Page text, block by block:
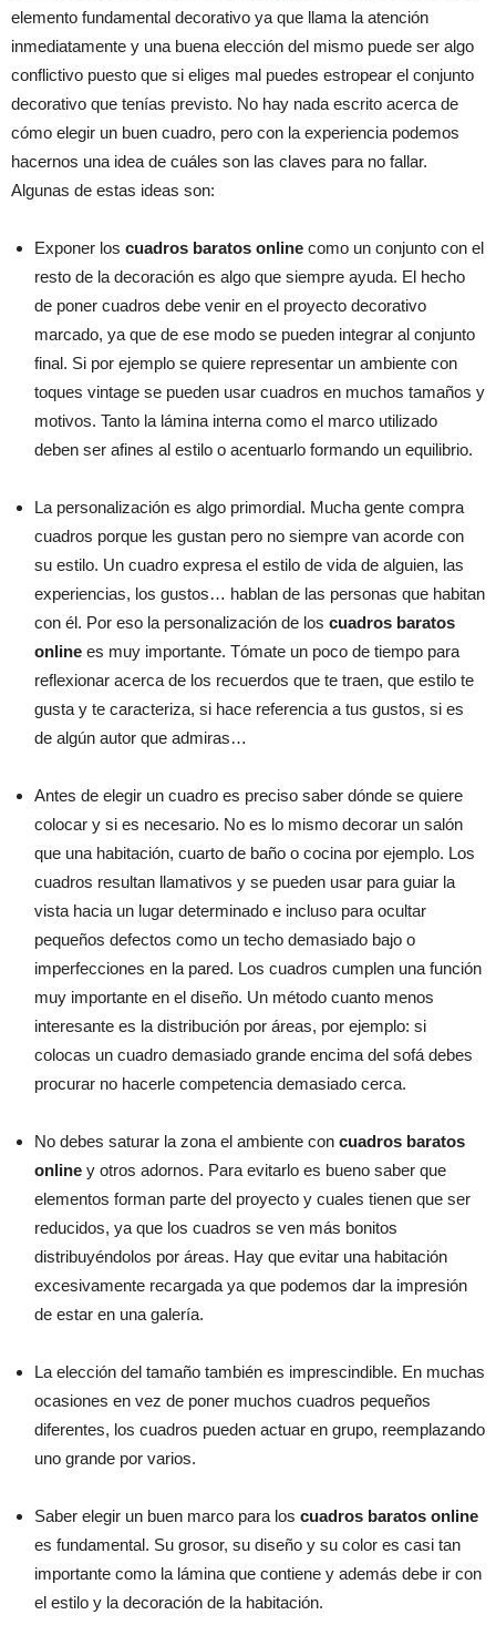
elemento fundamental decorativo ya que llama la atención
inmediatamente y una buena elección del mismo puede ser algo
conflictivo puesto que si eliges mal puedes estropear el conjunto
decorativo que tenías previsto. No hay nada escrito acerca de
cómo elegir un buen cuadro, pero con la experiencia podemos
hacernos una idea de cuáles son las claves para no fallar.
Algunas de estas ideas son:
Exponer los cuadros baratos online como un conjunto con el
resto de la decoración es algo que siempre ayuda. El hecho
de poner cuadros debe venir en el proyecto decorativo
marcado, ya que de ese modo se pueden integrar al conjunto
final. Si por ejemplo se quiere representar un ambiente con
toques vintage se pueden usar cuadros en muchos tamaños y
motivos. Tanto la lámina interna como el marco utilizado
deben ser afines al estilo o acentuarlo formando un equilibrio.
La personalización es algo primordial. Mucha gente compra
cuadros porque les gustan pero no siempre van acorde con
su estilo. Un cuadro expresa el estilo de vida de alguien, las
experiencias, los gustos… hablan de las personas que habitan
con él. Por eso la personalización de los cuadros baratos
online es muy importante. Tómate un poco de tiempo para
reflexionar acerca de los recuerdos que te traen, que estilo te
gusta y te caracteriza, si hace referencia a tus gustos, si es
de algún autor que admiras…
Antes de elegir un cuadro es preciso saber dónde se quiere
colocar y si es necesario. No es lo mismo decorar un salón
que una habitación, cuarto de baño o cocina por ejemplo. Los
cuadros resultan llamativos y se pueden usar para guiar la
vista hacia un lugar determinado e incluso para ocultar
pequeños defectos como un techo demasiado bajo o
imperfecciones en la pared. Los cuadros cumplen una función
muy importante en el diseño. Un método cuanto menos
interesante es la distribución por áreas, por ejemplo: si
colocas un cuadro demasiado grande encima del sofá debes
procurar no hacerle competencia demasiado cerca.
No debes saturar la zona el ambiente con cuadros baratos
online y otros adornos. Para evitarlo es bueno saber que
elementos forman parte del proyecto y cuales tienen que ser
reducidos, ya que los cuadros se ven más bonitos
distribuyéndolos por áreas. Hay que evitar una habitación
excesivamente recargada ya que podemos dar la impresión
de estar en una galería.
La elección del tamaño también es imprescindible. En muchas
ocasiones en vez de poner muchos cuadros pequeños
diferentes, los cuadros pueden actuar en grupo, reemplazando
uno grande por varios.
Saber elegir un buen marco para los cuadros baratos online
es fundamental. Su grosor, su diseño y su color es casi tan
importante como la lámina que contiene y además debe ir con
el estilo y la decoración de la habitación.